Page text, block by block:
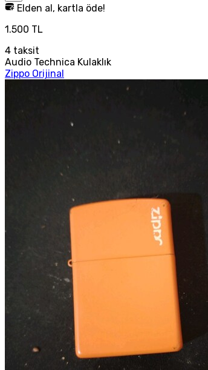
Elden al, kartla öde!
1.500 TL
4 taksit
Audio Technica Kulaklık
Zippo Orijinal